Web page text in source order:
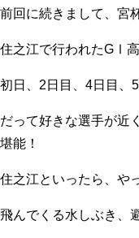
前回に続きまして、宮
住之江で行われたGⅠ
初日、2日目、4日目、
だって好きな選手が近
堪能！
住之江といったら、や
飛んでくる水しぶき、